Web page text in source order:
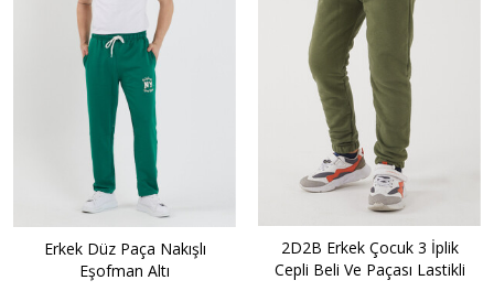
Erkek Düz Paça Nakışlı
Eşofman Altı
2D2B Erkek Çocuk 3 İplik
Cepli Beli Ve Paçası Lastikli